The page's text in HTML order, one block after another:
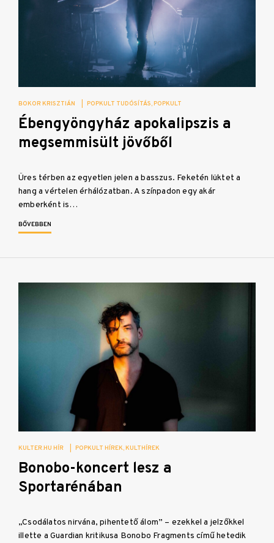
BOKOR KRISZTIÁN POPKULT TUDÓSÍTÁS POPKULT
Ébengyöngyház apokalipszis a
megsemmisült jövőből
Üres térben az egyetlen jelen a basszus. Feketén lüktet a
hang a vértelen érhálózatban. A színpadon egy akár
emberként is…
BŐVEBBEN
KULTER.HU HÍR POPKULT HÍREK KULTHÍREK
Bonobo-koncert lesz a
Sportarénában
„Csodálatos nirvána, pihentető álom” – ezekkel a jelzőkkel
illette a Guardian kritikusa Bonobo Fragments című hetedik